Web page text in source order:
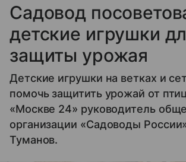
Садовод
детские игрушки
защиты урожая
Детские игрушки на ветках и
помочь защитить урожай от
«Москве 24» руководитель
организации «Садоводы
Туманов.